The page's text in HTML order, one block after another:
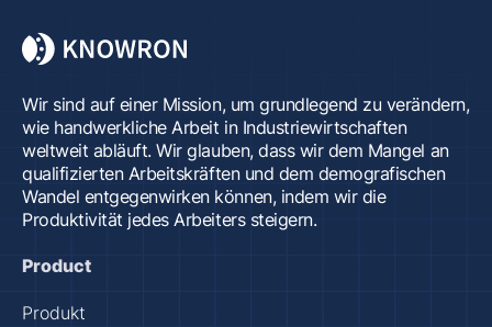
Wir sind auf einer Mission, um grundlegend zu verändern,
wie handwerkliche Arbeit in Industriewirtschaften
weltweit abläuft. Wir glauben, dass wir dem Mangel an
qualifizierten Arbeitskräften und dem demografischen
Wandel entgegenwirken können, indem wir die
Produktivität jedes Arbeiters steigern.
Product
Produkt